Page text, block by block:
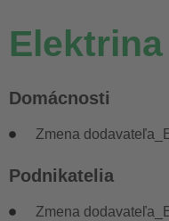
Elektrina
Domácnosti
Zmena
Podnikatelia
Zmena